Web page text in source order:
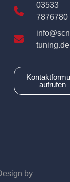
03533
7876780
tuning.de
aufrufen
by